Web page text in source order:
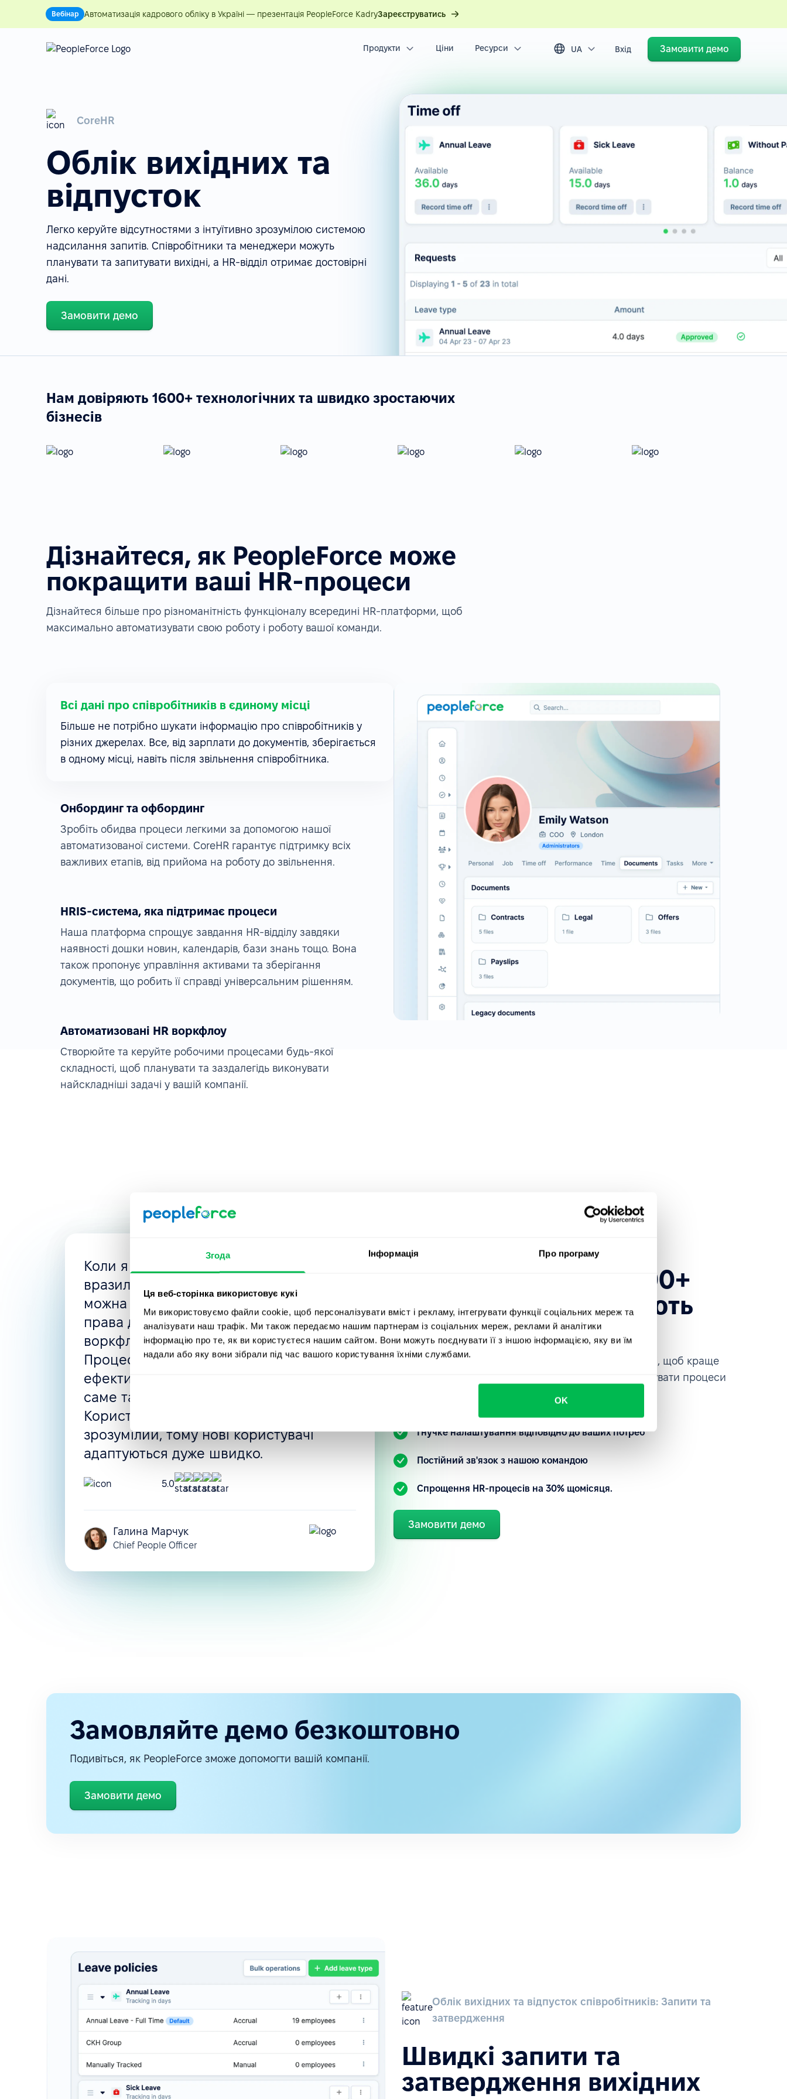
Згода Інформація Про програму
Ця веб-сторінка використовує кукі
Ми використовуємо файли cookie, щоб персоналізувати вміст і рекламу, інтегрувати функції соціальних мереж та
аналізувати наш трафік. Ми також передаємо нашим партнерам із соціальних мереж, реклами й аналітики
інформацію про те, як ви користуєтеся нашим сайтом. Вони можуть поєднувати її з іншою інформацією, яку ви їм
надали або яку вони зібрали під час вашого користування їхніми службами.
OK
Вебінар Автоматизація кадрового обліку в Україні — презентація PeopleForce KadryЗареєструватись
Продукти Ціни Ресурси UA Вхід Замовити демо
CoreHR
Облік вихідних та
відпусток
Легко керуйте відсутностями з інтуїтивно зрозумілою системою
надсилання запитів. Співробітники та менеджери можуть
планувати та запитувати вихідні, а HR-відділ отримає достовірні
дані.
Замовити демо
Нам довіряють 1600+ технологічних та швидко зростаючих
бізнесів
Дізнайтеся, як PeopleForce може
покращити ваші HR-процеси
Дізнайтеся більше про різноманітність функціоналу всередині HR-платформи, щоб
максимально автоматизувати свою роботу і роботу вашої команди.
Всі дані про співробітників в єдиному місці
Більше не потрібно шукати інформацію про співробітників у
різних джерелах. Все, від зарплати до документів, зберігається
в одному місці, навіть після звільнення співробітника.
Онбординг та офбординг
Зробіть обидва процеси легкими за допомогою нашої
автоматизованої системи. CoreHR гарантує підтримку всіх
важливих етапів, від прийома на роботу до звільнення.
HRIS-система, яка підтримає процеси
Наша платформа спрощує завдання HR-відділу завдяки
наявності дошки новин, календарів, бази знань тощо. Вона
також пропонує управління активами та зберігання
документів, що робить її справді універсальним рішенням.
Автоматизовані HR воркфлоу
Створюйте та керуйте робочими процесами будь-якої
складності, щоб планувати та заздалегідь виконувати
найскладніші задачі у вашій компанії.
Коли я шукала нову HRMS, мене
вразила гнучкість PeopleForce, в якій
можна створити все, що потрібно:
права доступу, автоматизовані
воркфлоу, політики відсутностей, тощо.
Процес найму і навіть оцінка
ефективності можуть бути налаштовані
саме так, як вам потрібно.
Користувацький інтерфейс інтуїтивно
зрозумілий, тому нові користувачі
адаптуються дуже швидко.
5.0
Галина Марчук
Chief People Officer
Приєднуйтесь до 1600+
компаній, які довіряють
PeopleForce
Ознайомтеся з нашою HR-платформою на власні очі, щоб краще
зрозуміти, як ви можете автоматизувати та кастомізувати процеси
Гнучке налаштування відповідно до ваших потреб
Постійний зв'язок з нашою командою
Спрощення HR-процесів на 30% щомісяця.
Замовити демо
Замовляйте демо безкоштовно
Подивіться, як PeopleForce зможе допомогти вашій компанії.
Замовити демо
Облік вихідних та відпусток співробітників: Запити та
затвердження
Швидкі запити та
затвердження вихідних